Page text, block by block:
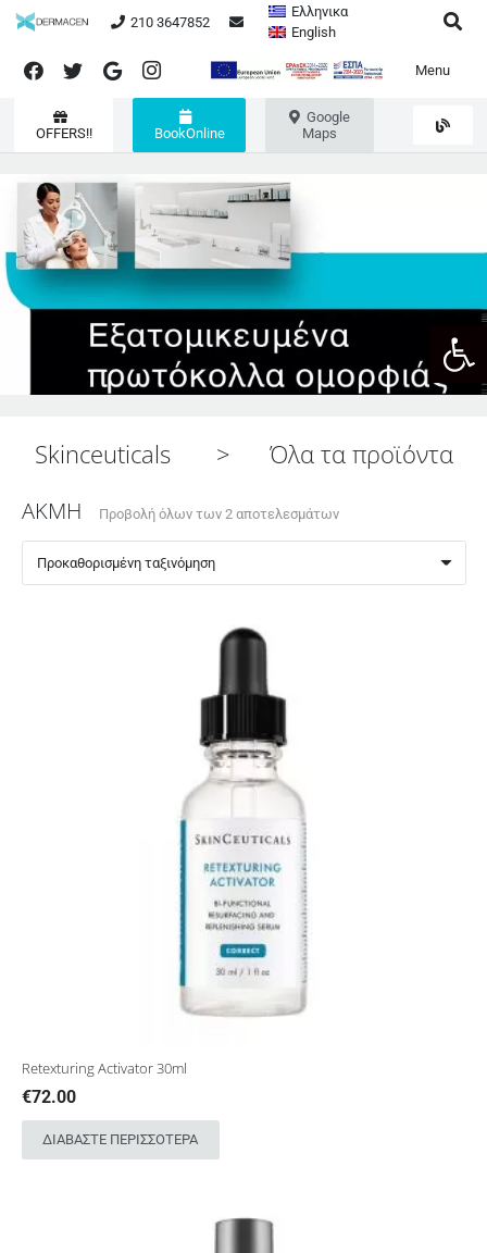
210 3647852
Ελληνικα
English
Menu
OFFERS!! BookOnline
Google
Maps
Skinceuticals> Όλα τα προϊόντα
ΑΚΜΗ Προβολή όλων των 2 αποτελεσμάτων
Retexturing Activator 30ml
€72.00
ΔΙΑΒΆΣΤΕ ΠΕΡΙΣΣΌΤΕΡΑ